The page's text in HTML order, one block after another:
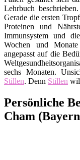
Lehrbuch
Gerade die ersten
Proteinen und
Immunsystem und
Wochen und
angepasst auf die
sechs Monaten.
Stillen. Denn Stillen
Persönliche
Cham